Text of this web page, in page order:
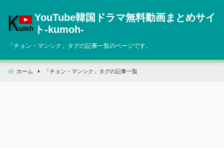
へ
動
YouTube韓国ドラマ無料動画まとめサイ
ト‐kumoh‐
「チョン・マンシク 」タグの記事一覧のページです。
ホーム 「 チョン・マンシク 」タグの記事一覧